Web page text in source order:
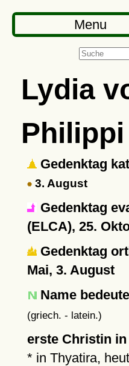
Menu
Lydia
Philippi
Gedenktag
3. August
Gedenktag
(ELCA), 25.
Gedenktag
Mai, 3. August
Name
(griech. - latein.)
erste Christin
* in Thyatira,